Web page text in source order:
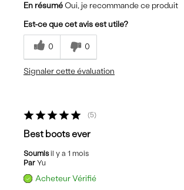
En résumé Oui, je recommande ce produit
Est-ce que cet avis est utile?
0 0
Signaler cette évaluation
5
Best boots ever
Soumisil y a 1 mois
Par Yu
Acheteur Vérifié